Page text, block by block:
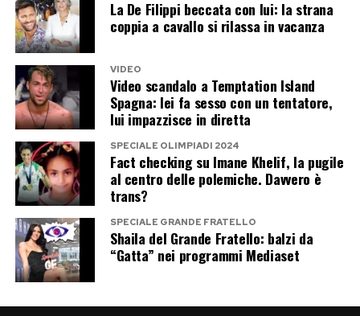
prossime settimane.
Post Views: 193
La De Filippi beccata con lui: la strana
coppia a cavallo si rilassa in vacanza
VIDEO
Video scandalo a Temptation Island
Spagna: lei fa sesso con un tentatore,
lui impazzisce in diretta
SPECIALE OLIMPIADI 2024
Fact checking su Imane Khelif, la pugile
al centro delle polemiche. Davvero è
trans?
SPECIALE GRANDE FRATELLO
Shaila del Grande Fratello: balzi da
“Gatta” nei programmi Mediaset